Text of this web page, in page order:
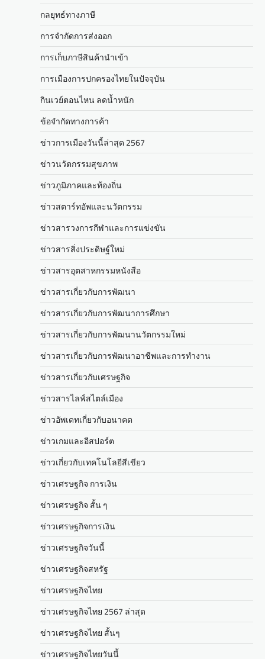
กลยุทธ์ทางภาษี
การจำกัดการส่งออก
การเก็บภาษีสินค้านำเข้า
การเมืองการปกครองไทยในปัจจุบัน
กินเวย์ตอนไหน ลดน้ำหนัก
ข้อจำกัดทางการค้า
ข่าวการเมืองวันนี้ล่าสุด 2567
ข่าวนวัตกรรมสุขภาพ
ข่าวภูมิภาคและท้องถิ่น
ข่าวสตาร์ทอัพและนวัตกรรม
ข่าวสารวงการกีฬาและการแข่งขัน
ข่าวสารสิ่งประดิษฐ์ใหม่
ข่าวสารอุตสาหกรรมหนังสือ
ข่าวสารเกี่ยวกับการพัฒนา
ข่าวสารเกี่ยวกับการพัฒนาการศึกษา
ข่าวสารเกี่ยวกับการพัฒนานวัตกรรมใหม่
ข่าวสารเกี่ยวกับการพัฒนาอาชีพและการทำงาน
ข่าวสารเกี่ยวกับเศรษฐกิจ
ข่าวสารไลฟ์สไตล์เมือง
ข่าวอัพเดทเกี่ยวกับอนาคต
ข่าวเกมและอีสปอร์ต
ข่าวเกี่ยวกับเทคโนโลยีสีเขียว
ข่าวเศรษฐกิจ การเงิน
ข่าวเศรษฐกิจ สั้น ๆ
ข่าวเศรษฐกิจการเงิน
ข่าวเศรษฐกิจวันนี้
ข่าวเศรษฐกิจสหรัฐ
ข่าวเศรษฐกิจไทย
ข่าวเศรษฐกิจไทย 2567 ล่าสุด
ข่าวเศรษฐกิจไทย สั้นๆ
ข่าวเศรษฐกิจไทยวันนี้